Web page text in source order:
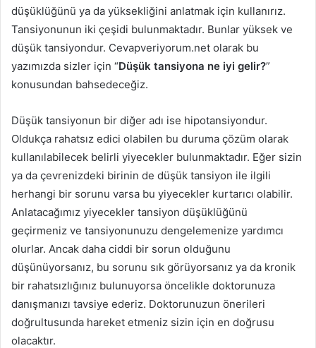
düşüklüğünü ya da yüksekliğini anlatmak için kullanırız.
Tansiyonunun iki çeşidi bulunmaktadır. Bunlar yüksek ve
düşük tansiyondur. Cevapveriyorum.net olarak bu
yazımızda sizler için “Düşük tansiyona ne iyi gelir?”
konusundan bahsedeceğiz.
Düşük tansiyonun bir diğer adı ise hipotansiyondur.
Oldukça rahatsız edici olabilen bu duruma çözüm olarak
kullanılabilecek belirli yiyecekler bulunmaktadır. Eğer sizin
ya da çevrenizdeki birinin de düşük tansiyon ile ilgili
herhangi bir sorunu varsa bu yiyecekler kurtarıcı olabilir.
Anlatacağımız yiyecekler tansiyon düşüklüğünü
geçirmeniz ve tansiyonunuzu dengelemenize yardımcı
olurlar. Ancak daha ciddi bir sorun olduğunu
düşünüyorsanız, bu sorunu sık görüyorsanız ya da kronik
bir rahatsızlığınız bulunuyorsa öncelikle doktorunuza
danışmanızı tavsiye ederiz. Doktorunuzun önerileri
doğrultusunda hareket etmeniz sizin için en doğrusu
olacaktır.